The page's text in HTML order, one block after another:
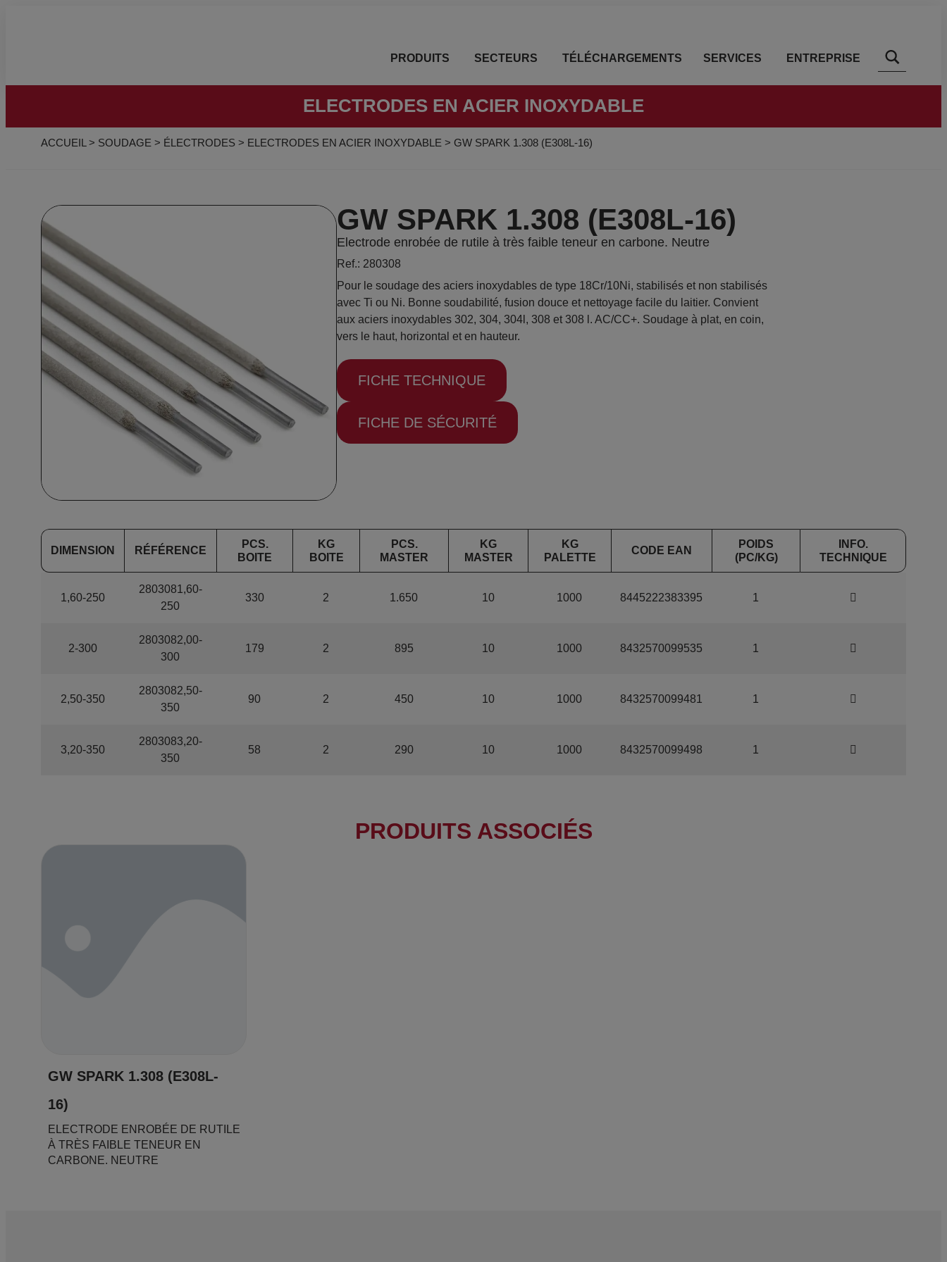
PRODUITS SECTEURS TÉLÉCHARGEMENTS SERVICES ENTREPRISE
ELECTRODES EN ACIER INOXYDABLE
ACCUEIL > SOUDAGE > ÉLECTRODES > ELECTRODES EN ACIER INOXYDABLE > GW SPARK 1.308 (E308L-16)
GW SPARK 1.308 (E308L-16)
Electrode enrobée de rutile à très faible teneur en carbone. Neutre
Ref.: 280308
Pour le soudage des aciers inoxydables de type 18Cr/10Ni, stabilisés et non stabilisés
avec Ti ou Ni. Bonne soudabilité, fusion douce et nettoyage facile du laitier. Convient
aux aciers inoxydables 302, 304, 304l, 308 et 308 l. AC/CC+. Soudage à plat, en coin,
vers le haut, horizontal et en hauteur.
FICHE TECHNIQUE
FICHE DE SÉCURITÉ
DIMENSION RÉFÉRENCE
PCS.
BOITE
KG
BOITE
PCS.
MASTER
KG
MASTER
KG
PALETTE
CODE EAN
POIDS
(PC/KG)
INFO.
TECHNIQUE
1,60-250
2803081,60-
250
330 2 1.650 10 1000 8445222383395 1
2-300
2803082,00-
300
179 2 895 10 1000 8432570099535 1
2,50-350
2803082,50-
350
90 2 450 10 1000 8432570099481 1
3,20-350
2803083,20-
350
58 2 290 10 1000 8432570099498 1
PRODUITS ASSOCIÉS
GW SPARK 1.308 (E308L-
16)
ELECTRODE ENROBÉE DE RUTILE
À TRÈS FAIBLE TENEUR EN
CARBONE. NEUTRE